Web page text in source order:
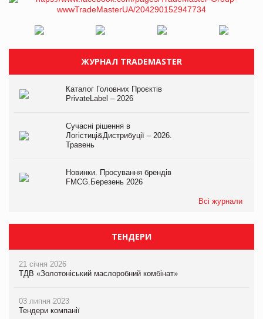
ЖУРНАЛ TRADEMASTER
Каталог Головних Проєктів
PrivateLabel – 2026
Сучасні рішення в
Логістиці&Дистрибуції – 2026.
Травень
Новинки. Просування брендів
FMCG.Березень 2026
Всі журнали
ТЕНДЕРИ
21 січня 2026
ТДВ «Золотоніський маслоробний комбінат»
03 липня 2023
Тендери компанії